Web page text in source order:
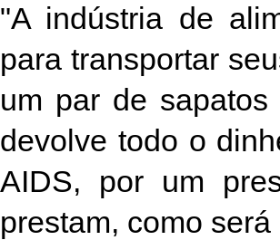
"A indústria de
para transportar
um par de
devolve todo o
AIDS, por um
prestam, como